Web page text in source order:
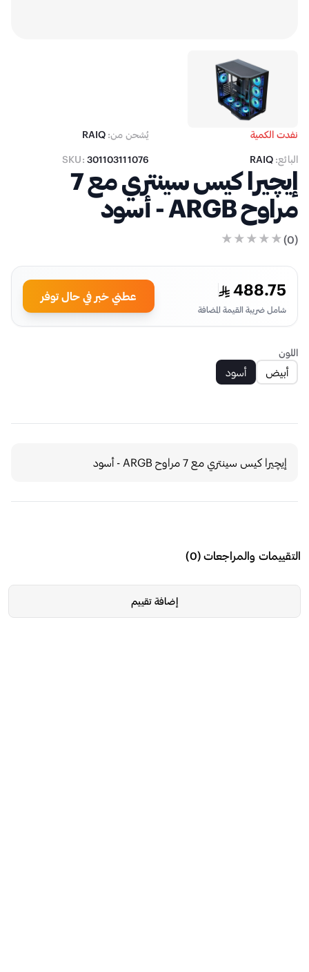
نفدت الكمية يُشحن من: RAIQ
البائع: RAIQ
SKU: 301103111076
إيچيرا كيس سينتري مع 7
مراوح ARGB - أسود
(
0
)
488.75
شامل ضريبة القيمة المضافة
عطني خبر في حال توفر
اللون
أبيض أسود
إيچيرا كيس سينتري مع 7 مراوح ARGB - أسود
التقييمات والمراجعات(
0
)
إضافة تقييم